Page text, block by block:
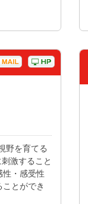
野を育てる
激すること
性・感受性
とができ